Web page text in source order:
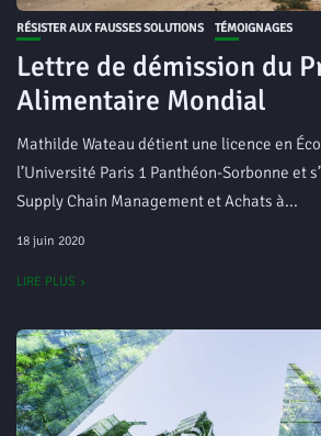
RÉSISTER AUX FAUSSES SOLUTIONS TÉMOIGNAGES
Lettre de démission du
Alimentaire Mondial
Mathilde Wateau détient une licence en
l’Université Paris 1 Panthéon-Sorbonne et
Supply Chain Management et Achats à...
18 juin 2020
LIRE PLUS